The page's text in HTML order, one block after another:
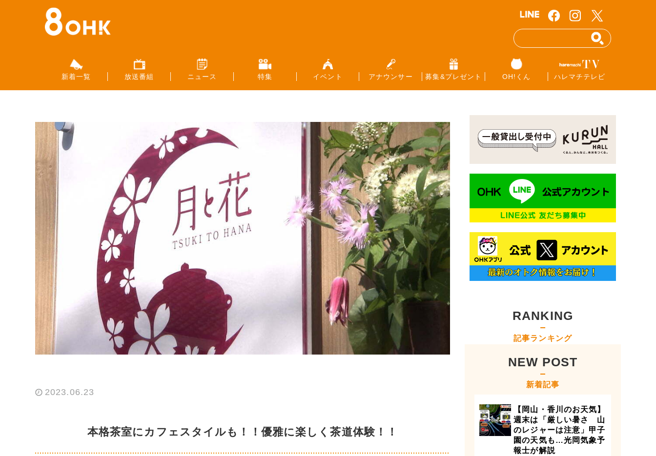
新着一覧 放送番組 ニュース 特集 イベント アナウンサー 募集&プレゼント OH!くん ハレマチテレビ
2023.06.23
本格茶室にカフェスタイルも！！優雅に楽しく茶道体験！！
RANKING
記事ランキング
NEW POST
新着記事
【岡山・香川のお天気】
週末は「厳しい暑さ 山
のレジャーは注意」甲子
園の天気も…光岡気象予
報士が解説